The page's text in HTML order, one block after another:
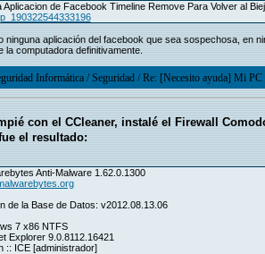
Aplicacion de Facebook Timeline Remove Para Volver al
ninguna aplicación del facebook que sea sospechosa, en
la computadora definitivamente.
Informática/Seguridad/Re: [Necesito ayuda] Mi PC
con el CCleaner, instalé el Firewall
el resultado:
Anti-Malware 1.62.0.1300
de la Base de Datos: v2012.08.13.06
7 x86 NTFS
Explorer 9.0.8112.16421
:: ICE [administrador]